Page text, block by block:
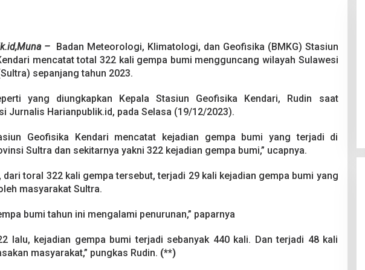
– Badan Meteorologi, Klimatologi, dan Geofisika (BMKG) Stasiun
mencatat total 322 kali gempa bumi mengguncang wilayah Sulawesi
sepanjang tahun 2023.
yang diungkapkan Kepala Stasiun Geofisika Kendari, Rudin saat
Jurnalis Harianpublik.id, pada Selasa (19/12/2023).
Geofisika Kendari mencatat kejadian gempa bumi yang terjadi di
Sultra dan sekitarnya yakni 322 kejadian gempa bumi,” ucapnya.
dari toral 322 kali gempa tersebut, terjadi 29 kali kejadian gempa bumi yang
masyarakat Sultra.
bumi tahun ini mengalami penurunan,” paparnya
lalu, kejadian gempa bumi terjadi sebanyak 440 kali. Dan terjadi 48 kali
masyarakat,” pungkas Rudin. (**)
Mencekam, Mahasiswa Ditikam
Badik Usai Cekcok saat Pesta
Di Kriminal